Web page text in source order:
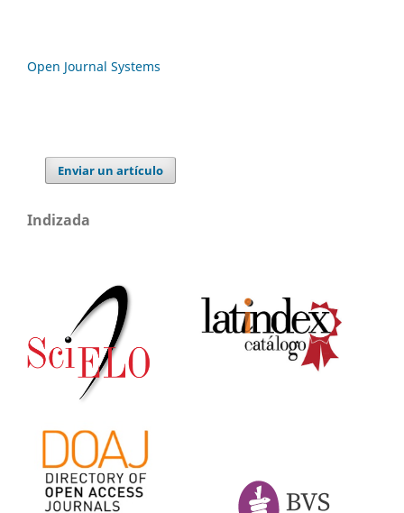
Open Journal Systems
Enviar un artículo
Indizada